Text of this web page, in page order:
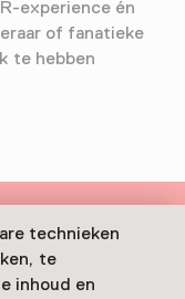
technieken
te
inhoud en
experience én
of fanatieke
te hebben
kunt hier niet